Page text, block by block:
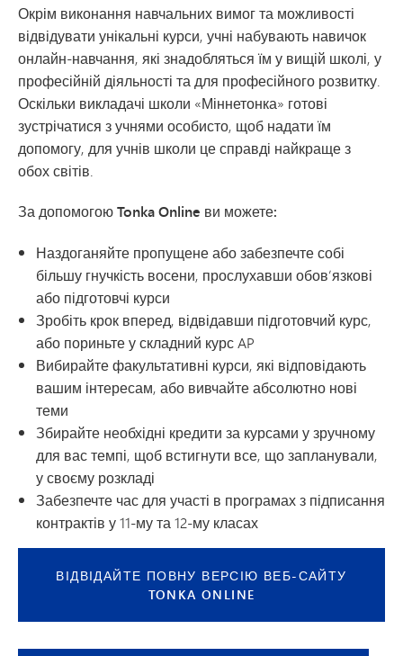
Окрім виконання навчальних вимог та можливості
відвідувати унікальні курси, учні набувають навичок
онлайн-навчання, які знадобляться їм у вищій школі, у
професійній діяльності та для професійного розвитку.
Оскільки викладачі школи «Міннетонка» готові
зустрічатися з учнями особисто, щоб надати їм
допомогу, для учнів школи це справді найкраще з
обох світів.
За допомогою Tonka Online ви можете:
Наздоганяйте пропущене або забезпечте собі
більшу гнучкість восени, прослухавши обов’язкові
або підготовчі курси
Зробіть крок вперед, відвідавши підготовчий курс,
або пориньте у складний курс AP
Вибирайте факультативні курси, які відповідають
вашим інтересам, або вивчайте абсолютно нові
теми
Збирайте необхідні кредити за курсами у зручному
для вас темпі, щоб встигнути все, що запланували,
у своєму розкладі
Забезпечте час для участі в програмах з підписання
контрактів у 11-му та 12-му класах
ВІДВІДАЙТЕ ПОВНУ ВЕРСІЮ ВЕБ-САЙТУ
TONKA ONLINE